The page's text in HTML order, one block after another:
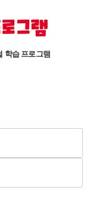
그램
학습 프로그램